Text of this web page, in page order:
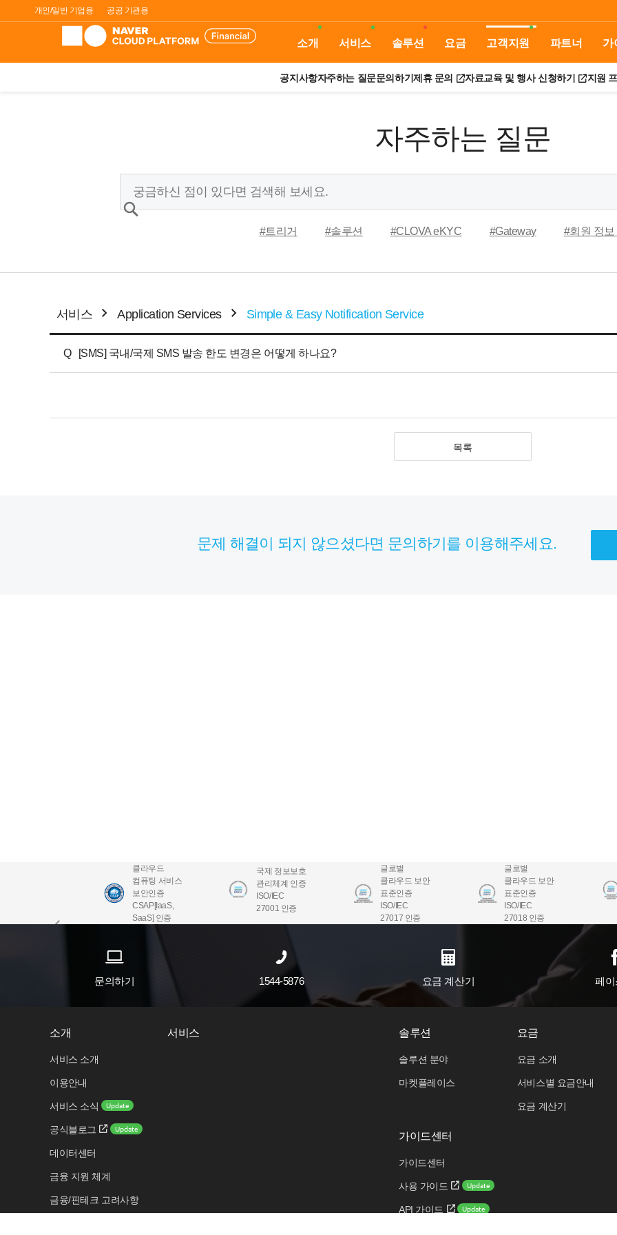
개인/일반 기업용 공공 기관용
소개 서비스 솔루션 요금 고객지원 파트너 가
공지사항자주하는 질문문의하기제휴 문의 자료교육 및 행사 신청하기 지원
자주하는 질문
#트리거 #솔루션 #CLOVA eKYC #Gateway #회원 정보
서비스 Application Services Simple & Easy Notification Service
Q [SMS] 국내/국제 SMS 발송 한도 변경은 어떻게 하나요?
목록
문제 해결이 되지 않으셨다면 문의하기를 이용해주세요.
클라우드
컴퓨팅 서비스
보안인증
CSAP[IaaS,
SaaS] 인증
국제 정보보호
관리체계 인증
ISO/IEC
27001 인증
글로벌
클라우드 보안
표준인증
ISO/IEC
27017 인증
글로벌
클라우드 보안
표준인증
ISO/IEC
27018 인증
문의하기 1544-5876 요금 계산기 페
소개
서비스 소개
이용안내
서비스 소식 Update
공식블로그 Update
데이터센터
금융 지원 체계
금융/핀테크 고려사항
서비스 솔루션
솔루션 분야
마켓플레이스
요금
요금 소개
서비스별 요금안내
요금 계산기
가이드센터
가이드센터
사용 가이드 Update
API 가이드 Update